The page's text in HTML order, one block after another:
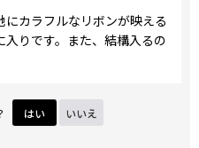
カラフルなリボンが映える
りです。また、結構入るの
はい いいえ